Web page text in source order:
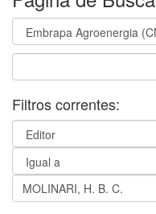
Filtros correntes: